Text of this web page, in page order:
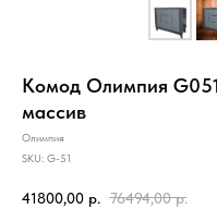
Комод Олимпия
массив
Олимпия
SKU: G-51
41800,00 р. 76494,00 р.